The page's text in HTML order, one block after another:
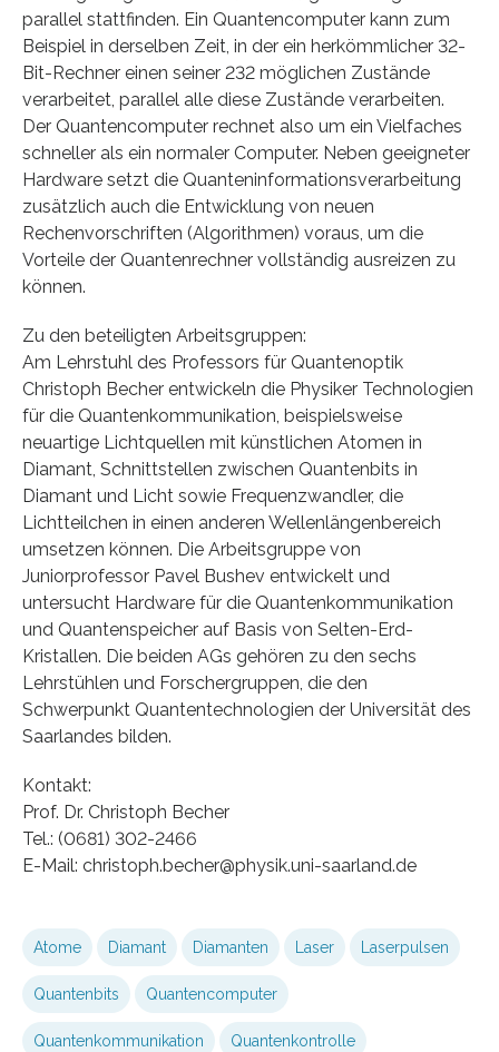
parallel stattfinden. Ein Quantencomputer kann zum
Beispiel in derselben Zeit, in der ein herkömmlicher 32-
Bit-Rechner einen seiner 232 möglichen Zustände
verarbeitet, parallel alle diese Zustände verarbeiten.
Der Quantencomputer rechnet also um ein Vielfaches
schneller als ein normaler Computer. Neben geeigneter
Hardware setzt die Quanteninformationsverarbeitung
zusätzlich auch die Entwicklung von neuen
Rechenvorschriften (Algorithmen) voraus, um die
Vorteile der Quantenrechner vollständig ausreizen zu
können.
Zu den beteiligten Arbeitsgruppen:
Am Lehrstuhl des Professors für Quantenoptik
Christoph Becher entwickeln die Physiker Technologien
für die Quantenkommunikation, beispielsweise
neuartige Lichtquellen mit künstlichen Atomen in
Diamant, Schnittstellen zwischen Quantenbits in
Diamant und Licht sowie Frequenzwandler, die
Lichtteilchen in einen anderen Wellenlängenbereich
umsetzen können. Die Arbeitsgruppe von
Juniorprofessor Pavel Bushev entwickelt und
untersucht Hardware für die Quantenkommunikation
und Quantenspeicher auf Basis von Selten-Erd-
Kristallen. Die beiden AGs gehören zu den sechs
Lehrstühlen und Forschergruppen, die den
Schwerpunkt Quantentechnologien der Universität des
Saarlandes bilden.
Kontakt:
Prof. Dr. Christoph Becher
Tel.: (0681) 302-2466
E-Mail: christoph.becher@physik.uni-saarland.de
Atome Diamant Diamanten Laser Laserpulsen
Quantenbits Quantencomputer
Quantenkommunikation Quantenkontrolle